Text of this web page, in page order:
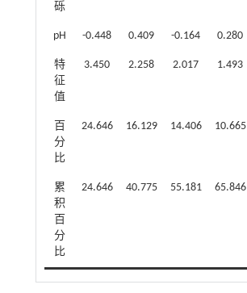
砾
pH -0.448 0.409 -0.164 0.280
特
征
值
3.450 2.258 2.017 1.493
百
分
比
24.646 16.129 14.406 10.665
累
积
百
分
比
24.646 40.775 55.181 65.846